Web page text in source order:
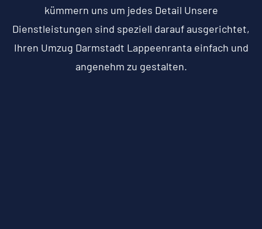
kümmern uns um jedes Detail Unsere
Dienstleistungen sind speziell darauf ausgerichtet,
Ihren Umzug Darmstadt Lappeenranta einfach und
angenehm zu gestalten.